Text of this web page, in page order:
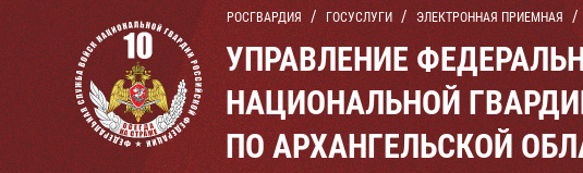
РОСГВАРДИЯ ГОСУСЛУГИ ЭЛЕКТРОННАЯ ПРИЕМНАЯ
УПРАВЛЕНИЕ
НАЦИОНАЛЬНОЙ
ПО АРХАНГЕЛЬСКОЙ